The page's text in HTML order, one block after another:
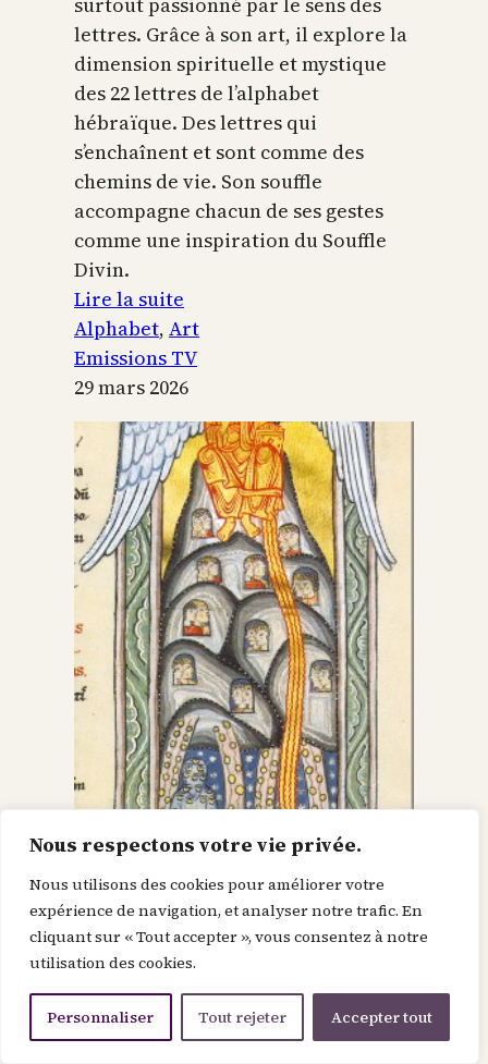
Nous respectons votre vie privée.
Nous utilisons des cookies pour améliorer votre
expérience de navigation, et analyser notre trafic. En
cliquant sur « Tout accepter », vous consentez à notre
utilisation des cookies.
Personnaliser Tout rejeter Accepter tout
lettres. Grâce à son art, il explore la
dimension spirituelle et mystique
des 22 lettres de l’alphabet
hébraïque. Des lettres qui
s’enchaînent et sont comme des
chemins de vie. Son souffle
accompagne chacun de ses gestes
comme une inspiration du Souffle
Divin.
Lire la suite
L’alphabet
sacré
Alphabet, Art
Emissions TV
29 mars 2026
Dieu dans le Christ,
recherche l’homme et
le renouvelle